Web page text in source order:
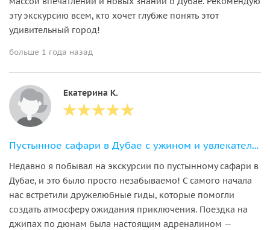
эту экскурсию всем, кто хочет глубже понять этот
удивительный город!
больше 1 года назад
Екатерина К.
Пустынное сафари в Дубае с ужином и увлекательным шоу
Недавно я побывал на экскурсии по пустынному сафари в
Дубае, и это было просто незабываемо! С самого начала
нас встретили дружелюбные гиды, которые помогли
создать атмосферу ожидания приключения. Поездка на
джипах по дюнам была настоящим адреналином —